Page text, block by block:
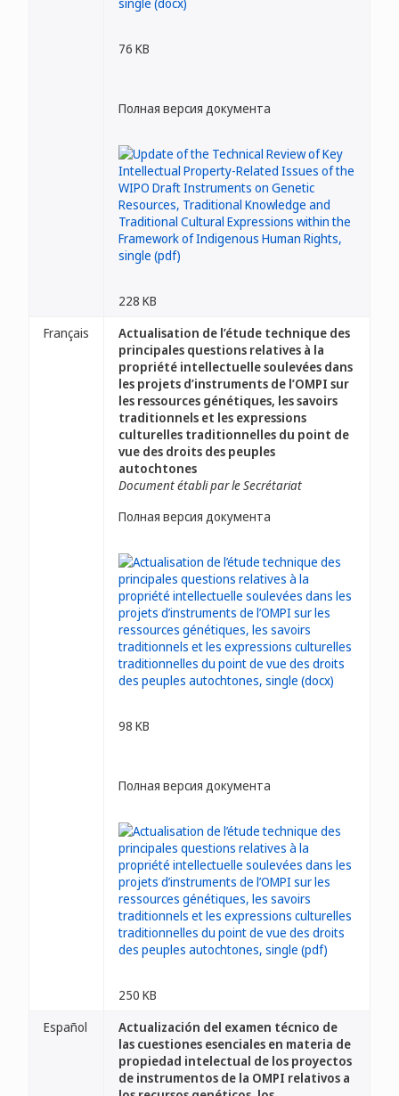
76 KB
Полная версия документа
228 KB
Français
Actualisation de l’étude technique des
principales questions relatives à la
propriété intellectuelle soulevées dans
les projets d’instruments de l’OMPI sur
les ressources génétiques, les savoirs
traditionnels et les expressions
culturelles traditionnelles du point de
vue des droits des peuples
autochtones
Document établi par le Secrétariat
Полная версия документа
98 KB
Полная версия документа
250 KB
Español
Actualización del examen técnico de
las cuestiones esenciales en materia de
propiedad intelectual de los proyectos
de instrumentos de la OMPI relativos a